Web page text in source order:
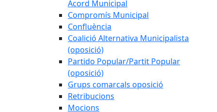
Acord Municipal
Compromís Municipal
Confluència
Coalició Alternativa Municipalista
(oposició)
Partido Popular/Partit Popular
(oposició)
Grups comarcals oposició
Retribucions
Mocions